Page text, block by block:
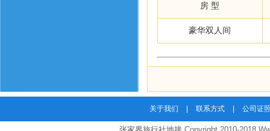
房 型
豪华双人间
关于我们 联系方式 公司证